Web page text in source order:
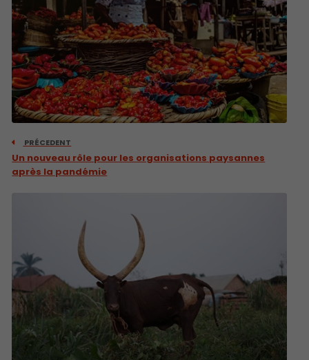
PRÉCEDENT
Un nouveau rôle pour les organisations paysannes
après la pandémie